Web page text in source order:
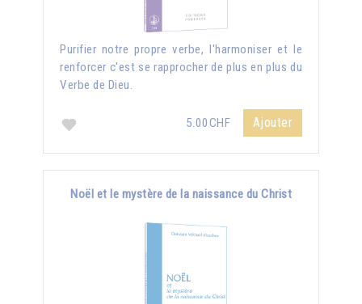
Purifier notre propre verbe, l'harmoniser et le
renforcer c'est se rapprocher de plus en plus du
Verbe de Dieu.
5.00CHF Ajouter
Noël et le mystère de la naissance du Christ